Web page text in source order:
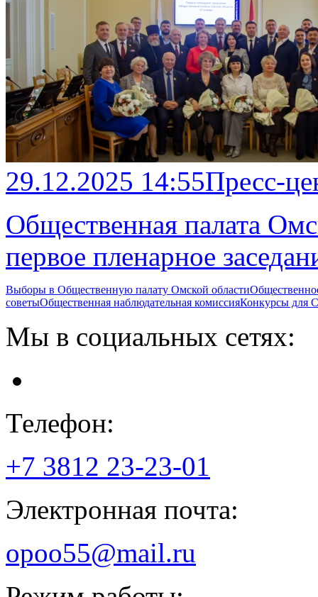
29.12.2025 14:55Пресс-
Общественная палата
первое пленарное
Выборы в Общественную палату Омской области
советыОбщественная наблюдательная комиссияКонкурсы
Мы в социальных сетях:
Телефон:
+7 3812 23-23-01
Электронная почта:
opoo55@mail.ru